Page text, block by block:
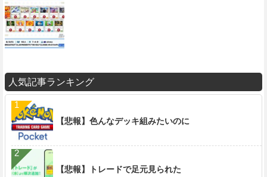
人気記事ランキング
【悲報】色んなデッキ組みたいのに
【悲報】トレードで足元見られた